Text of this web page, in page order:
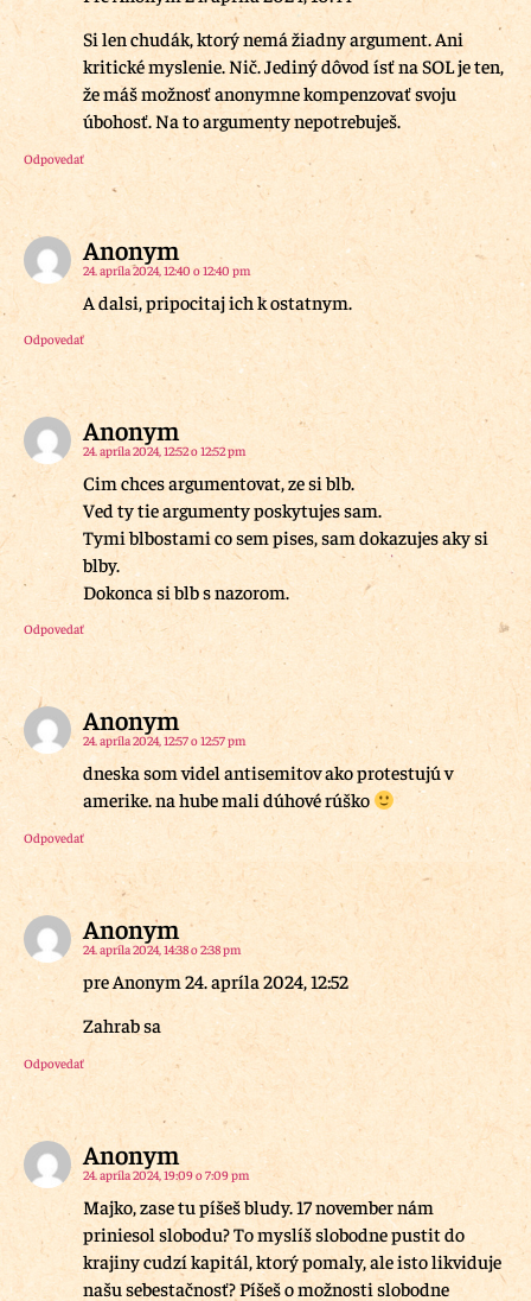
Si len chudák, ktorý nemá žiadny argument. Ani
kritické myslenie. Nič. Jediný dôvod ísť na SOL je ten,
že máš možnosť anonymne kompenzovať svoju
úbohosť. Na to argumenty nepotrebuješ.
Odpovedať
Anonym
24. apríla 2024, 12:40 o 12:40 pm
A dalsi, pripocitaj ich k ostatnym.
Odpovedať
Anonym
24. apríla 2024, 12:52 o 12:52 pm
Cim chces argumentovat, ze si blb.
Ved ty tie argumenty poskytujes sam.
Tymi blbostami co sem pises, sam dokazujes aky si
blby.
Dokonca si blb s nazorom.
Odpovedať
Anonym
24. apríla 2024, 12:57 o 12:57 pm
dneska som videl antisemitov ako protestujú v
amerike. na hube mali dúhové rúško
Odpovedať
Anonym
24. apríla 2024, 14:38 o 2:38 pm
pre Anonym 24. apríla 2024, 12:52
Zahrab sa
Odpovedať
Anonym
24. apríla 2024, 19:09 o 7:09 pm
Majko, zase tu píšeš bludy. 17 november nám
priniesol slobodu? To myslíš slobodne pustit do
krajiny cudzí kapitál, ktorý pomaly, ale isto likviduje
našu sebestačnosť? Píšeš o možnosti slobodne